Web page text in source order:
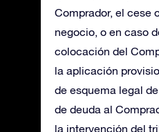
Comprador, el cese
negocio, o en caso
colocación del
la aplicación
de esquema legal
de deuda al
la intervención del